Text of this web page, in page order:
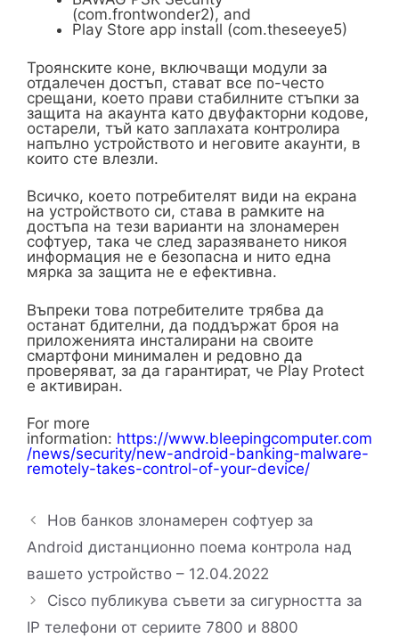
(com.frontwonder2), and
Play Store app install (com.theseeye5)
Троянските коне, включващи модули за
отдалечен достъп, стават все по-често
срещани, което прави стабилните стъпки за
защита на акаунта като двуфакторни кодове,
остарели, тъй като заплахата контролира
напълно устройството и неговите акаунти, в
които сте влезли.
Всичко, което потребителят види на екрана
на устройството си, става в рамките на
достъпа на тези варианти на злонамерен
софтуер, така че след заразяването никоя
информация не е безопасна и нито една
мярка за защита не е ефективна.
Въпреки това потребителите трябва да
останат бдителни, да поддържат броя на
приложенията инсталирани на своите
смартфони минимален и редовно да
проверяват, за да гарантират, че Play Protect
е активиран.
For more
information: https://www.bleepingcomputer.com
/news/security/new-android-banking-malware-
remotely-takes-control-of-your-device/
Нов банков злонамерен софтуер за
Android дистанционно поема контрола над
вашето устройство – 12.04.2022
Cisco публикува съвети за сигурността за
IP телефони от сериите 7800 и 8800